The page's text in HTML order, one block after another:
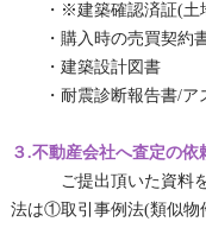
・※建築確認済証(土
・購入時の売買契約
・建築設計図書
・耐震診断報告書/ア
３.不動産会社へ査定の依
ご提出頂いた資料を
法は①取引事例法(類似物